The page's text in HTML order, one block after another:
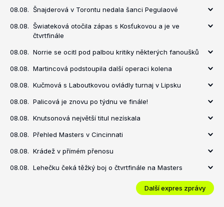
08.08. Šnajderová v Torontu nedala šanci Pegulaové
08.08. Šwiateková otočila zápas s Kosťukovou a je ve
čtvrtfinále
08.08. Norrie se ocitl pod palbou kritiky některých fanoušků
08.08. Martincová podstoupila další operaci kolena
08.08. Kučmová s Laboutkovou ovládly turnaj v Lipsku
08.08. Palicová je znovu po týdnu ve finále!
08.08. Knutsonová největší titul nezískala
08.08. Přehled Masters v Cincinnati
08.08. Krádež v přímém přenosu
08.08. Lehečku čeká těžký boj o čtvrtfinále na Masters
Další expres zprávy